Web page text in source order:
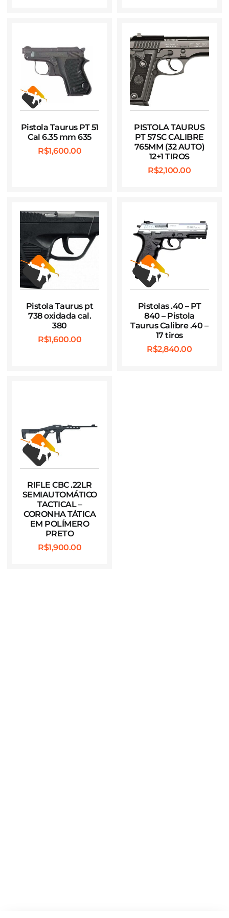
Pistola Taurus PT 51
Cal 6.35 mm 635
R$1,600.00
PISTOLA TAURUS
PT 57SC CALIBRE
765MM (32 AUTO)
12+1 TIROS
R$2,100.00
Pistola Taurus pt
738 oxidada cal.
380
R$1,600.00
Pistolas .40 – PT
840 – Pistola
Taurus Calibre .40 –
17 tiros
R$2,840.00
RIFLE CBC .22LR
SEMIAUTOMÁTICO
TACTICAL –
CORONHA TÁTICA
EM POLÍMERO
PRETO
R$1,900.00